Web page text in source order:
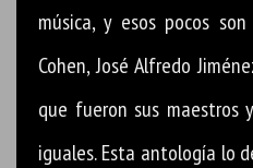
música, y esos pocos
Cohen, José Alfredo
que fueron sus maestros
iguales. Esta antología lo